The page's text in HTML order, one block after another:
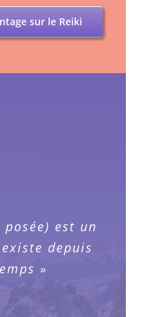
sur le Reiki
est un
depuis
»
l’état de la
découvrons
claire au
pensant
avons un